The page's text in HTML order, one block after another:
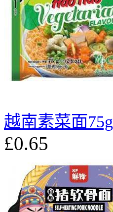
越南素菜面75g
£0.65